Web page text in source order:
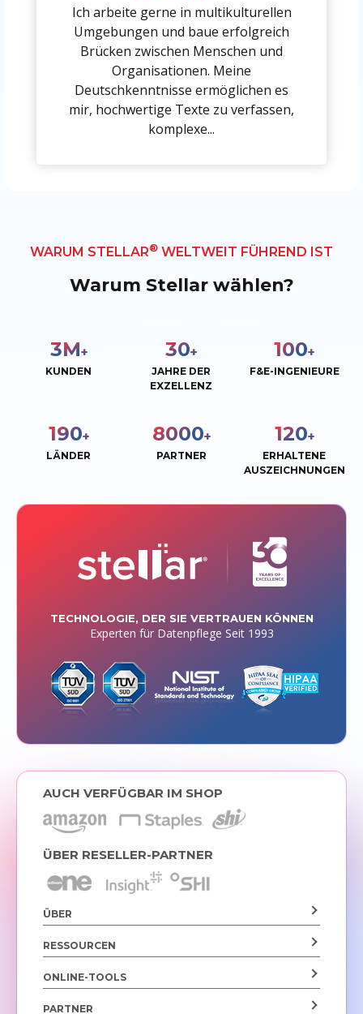
Ich arbeite gerne in multikulturellen
Umgebungen und baue erfolgreich
Brücken zwischen Menschen und
Organisationen. Meine
Deutschkenntnisse ermöglichen es
mir, hochwertige Texte zu verfassen,
komplexe...
WARUM STELLAR® WELTWEIT FÜHREND IST
Warum Stellar wählen?
3M+
KUNDEN
30+
JAHRE DER
EXZELLENZ
100+
F&E-INGENIEURE
190+
LÄNDER
8000+
PARTNER
120+
ERHALTENE
AUSZEICHNUNGEN
TECHNOLOGIE, DER SIE VERTRAUEN KÖNNEN
Experten für Datenpflege Seit 1993
AUCH VERFÜGBAR IM SHOP
ÜBER RESELLER-PARTNER
ÜBER
RESSOURCEN
ONLINE-TOOLS
PARTNER